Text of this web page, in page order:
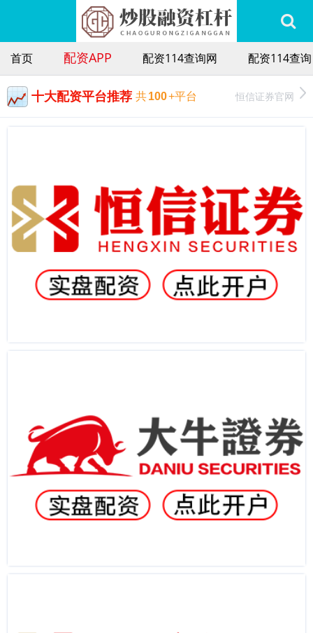
首页 配资APP 配资114查询网 配资114查询
十大配资平台推荐 共100+平台 恒信证券官网